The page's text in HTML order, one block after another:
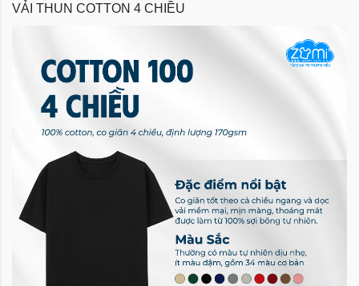
VẢI THUN COTTON 4 CHIỀU